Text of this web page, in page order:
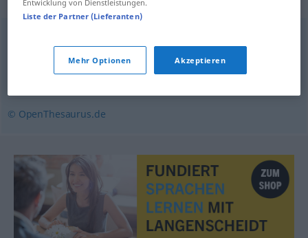
begründen,festmachen (ugs.),belegen
© OpenThesaurus.de
Liste der Partner (Lieferanten)
Mehr Optionen Akzeptieren